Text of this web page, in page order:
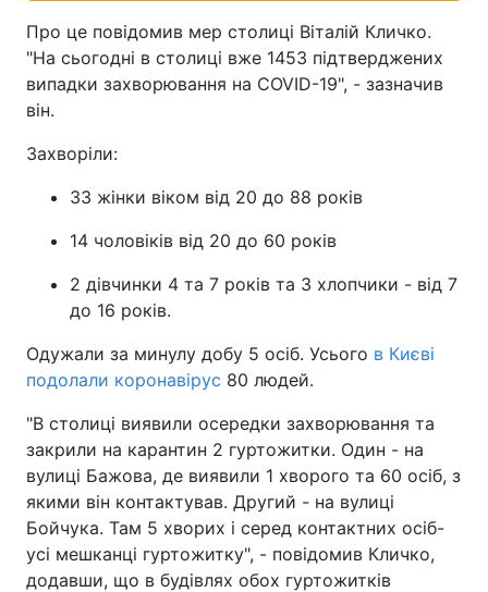
Про це повідомив мер столиці Віталій Кличко.
"На сьогодні в столиці вже 1453 підтверджених
випадки захворювання на COVID-19", - зазначив
він.
Захворіли:
33 жінки віком від 20 до 88 років
14 чоловікiв від 20 до 60 років
2 дівчинки 4 та 7 років та 3 хлопчики - від 7
до 16 років.
Одужали за минулу добу 5 осiб. Усього в Києві
подолали коронавірус 80 людей.
"В столиці виявили осередки захворювання та
закрили на карантин 2 гуртожитки. Один - на
вулиці Бажова, де виявили 1 хворого та 60 осіб, з
якими він контактував. Другий - на вулиці
Бойчука. Там 5 хворих і серед контактних осіб-
усі мешканці гуртожитку", - повідомив Кличко,
додавши, що в будівлях обох гуртожитків